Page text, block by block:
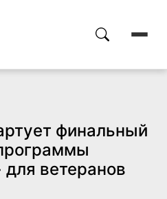
финальный
для ветеранов